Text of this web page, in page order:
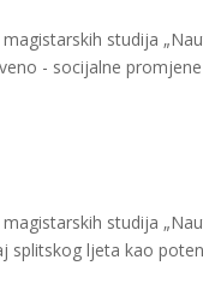
studija
- socijalne
studija
splitskog ljeta kao